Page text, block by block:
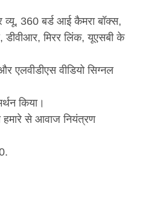
360 बर्ड आई कैमरा बॉक्स,
डीवीआर, मिरर लिंक, यूएसबी के
एलवीडीएस वीडियो सिग्नल
किया।
हमारे से आवाज नियंत्रण